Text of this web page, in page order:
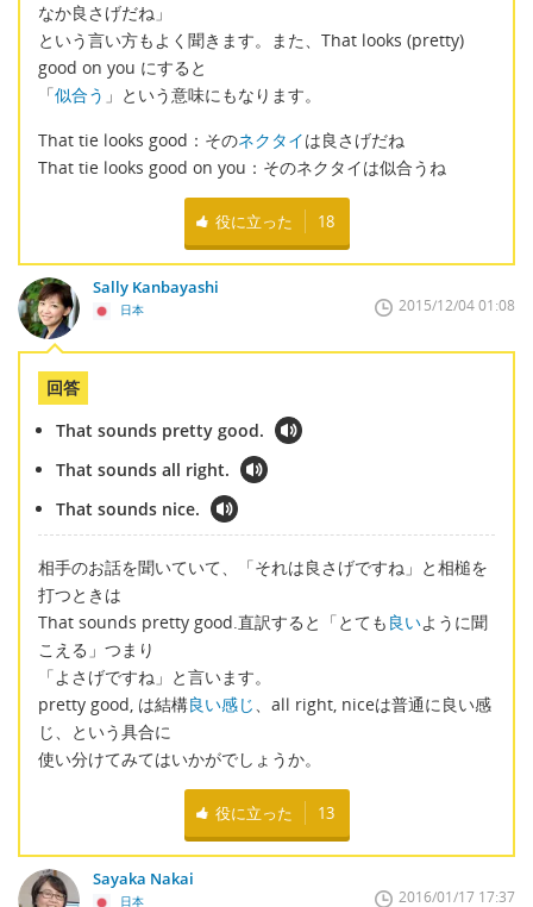
なか良さげだね」
という言い方もよく聞きます。また、That looks (pretty)
good on you にすると
「似合う 」という意味にもなります。
That tie looks good：そのネクタイは良さげだね
That tie looks good on you：そのネクタイは似合うね
役に立った 18
Sally Kanbayashi
日本 2015/12/04 01:08
回答
That sounds pretty good.
That sounds all right.
That sounds nice.
相手のお話を聞いていて、「それは良さげですね」と相槌を
打つときは
That sounds pretty good.直訳すると「とても 良いように聞
こえる」つまり
「よさげですね」と言います。
pretty good, は結構良い感じ、all right, niceは普通に良い感
じ、という具合に
使い分けてみてはいかがでしょうか。
役に立った 13
Sayaka Nakai
日本 2016/01/17 17:37